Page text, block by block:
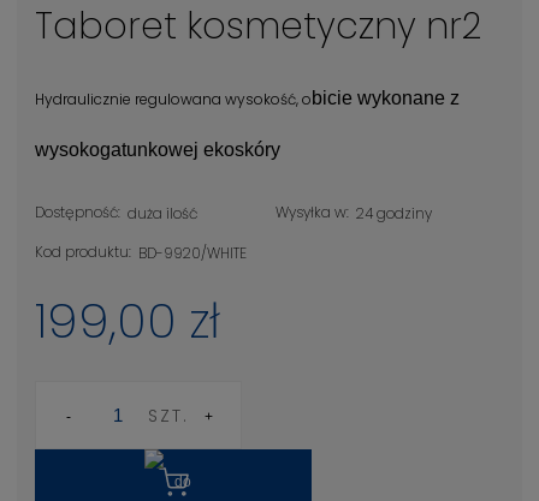
Taboret kosmetyczny nr2
Hydraulicznie regulowana wysokość, obicie wykonane z
wysokogatunkowej ekoskóry
Dostępność: duża ilość Wysyłka w: 24 godziny
Kod produktu: BD-9920/WHITE
199,00 zł
SZT.